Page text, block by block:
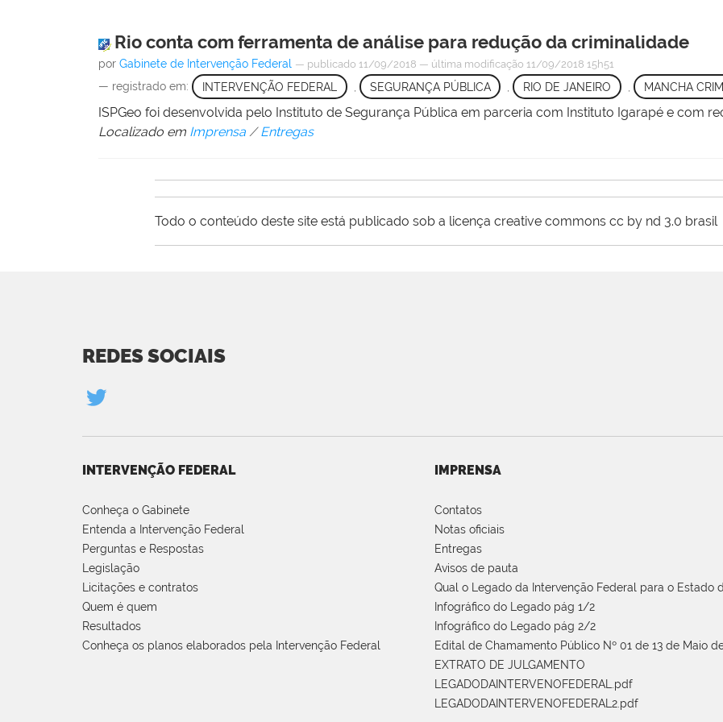
Rio conta com ferramenta de análise para redução da criminalidade
por Gabinete de Intervenção Federal — publicado 11/09/2018 — última modificação 11/09/2018 15h51
— registrado em: INTERVENÇÃO FEDERAL SEGURANÇA PÚBLICA , RIO DE JANEIRO , MANCHA
ISPGeo foi desenvolvida pelo Instituto de Segurança Pública em parceria com Instituto Igarapé e com
Localizado em Imprensa /Entregas
Todo o conteúdo deste site está publicado sob a licença creative commons cc by nd 3.0 brasil
REDES SOCIAIS
INTERVENÇÃO FEDERAL
Conheça o Gabinete
Entenda a Intervenção Federal
Perguntas e Respostas
Legislação
Licitações e contratos
Quem é quem
Resultados
Conheça os planos elaborados pela Intervenção Federal
IMPRENSA
Contatos
Notas oficiais
Entregas
Avisos de pauta
Qual o Legado da Intervenção Federal para o Estado
Infográfico do Legado pág 1/2
Infográfico do Legado pág 2/2
Edital de Chamamento Público Nº 01 de 13 de Maio de
EXTRATO DE JULGAMENTO
LEGADODAINTERVENOFEDERAL.pdf
LEGADODAINTERVENOFEDERAL2.pdf